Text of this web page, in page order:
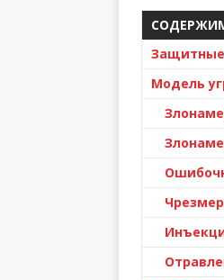
Защитные
Модель